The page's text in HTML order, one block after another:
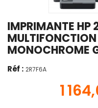
IMPRIMANTE HP
MONOCHROME
Réf : 2R7F6A
1